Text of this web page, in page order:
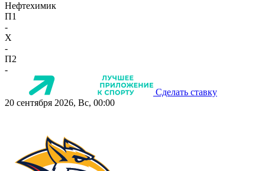
Нефтехимик
П1
-
X
-
П2
-
Сделать ставку
20 сентября 2026, Вс, 00:00